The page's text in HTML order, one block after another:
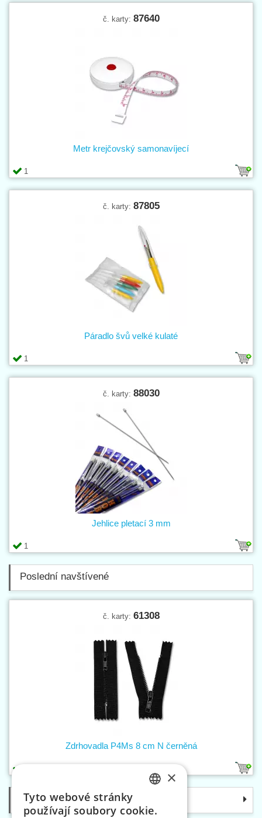
č. karty: 87640
1
Metr krejčovský samonavíjecí
č. karty: 87805
1
Páradlo švů velké kulaté
č. karty: 88030
1
Jehlice pletací 3 mm
Poslední navštívené
č. karty: 61308
Zdrhovadla P4Ms 8 cm N černěná
Kategorie
×
Tyto webové stránky
používají soubory cookie.